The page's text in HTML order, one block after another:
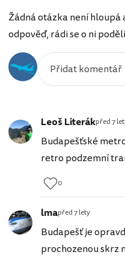
Žádná otázka není hloupá
odpověď, rádi se o ni
Leoš Literákpřed 7
Budapešťské
retro podzemní
0
lmapřed 7 lety
Budapešť je
prochozenou skrz